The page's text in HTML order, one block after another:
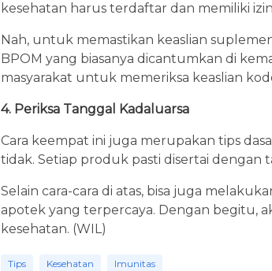
kesehatan harus terdaftar dan memiliki
Nah, untuk memastikan keaslian
BPOM yang biasanya dicantumkan di
masyarakat untuk memeriksa keaslian
4. Periksa Tanggal Kadaluarsa
Cara keempat ini juga merupakan tips
tidak. Setiap produk pasti disertai dengan
Selain cara-cara di atas, bisa juga
apotek yang terpercaya. Dengan begitu,
kesehatan. (WIL)
Tips Kesehatan Imunitas